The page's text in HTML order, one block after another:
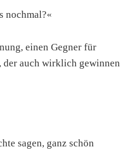
nochmal?«
einen Gegner für
der auch wirklich gewinnen
sagen, ganz schön